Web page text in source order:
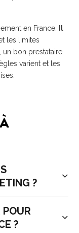
en France.
Il
les limites
un bon prestataire
varient et les
?
POUR
?